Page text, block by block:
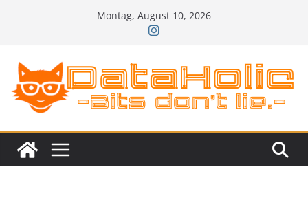
Montag, August 10, 2026